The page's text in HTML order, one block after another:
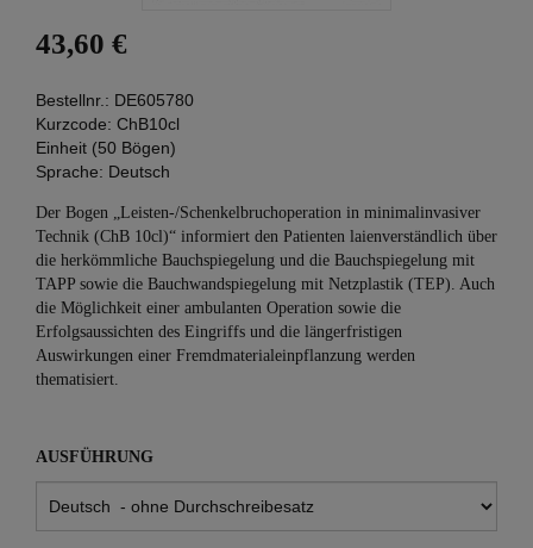
43,60 €
Bestellnr.: DE605780
Kurzcode: ChB10cl
Einheit (50 Bögen)
Sprache: Deutsch
Der Bogen „Leisten-/Schenkelbruchoperation in minimalinvasiver
Technik (ChB 10cl)“ informiert den Patienten laienverständlich über
die herkömmliche Bauchspiegelung und die Bauchspiegelung mit
TAPP sowie die Bauchwandspiegelung mit Netzplastik (TEP). Auch
die Möglichkeit einer ambulanten Operation sowie die
Erfolgsaussichten des Eingriffs und die längerfristigen
Auswirkungen einer Fremdmaterialeinpflanzung werden
thematisiert.
AUSFÜHRUNG